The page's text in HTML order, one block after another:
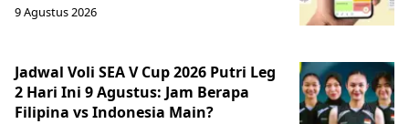
9 Agustus 2026
Jadwal Voli SEA V Cup 2026 Putri Leg
2 Hari Ini 9 Agustus: Jam Berapa
Filipina vs Indonesia Main?